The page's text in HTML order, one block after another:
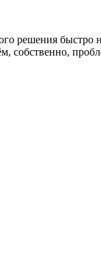
решения быстро
собственно,